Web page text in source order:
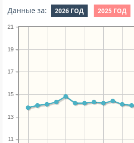
Данные за: 2026 ГОД 2025 ГОД
11
13
15
17
19
21